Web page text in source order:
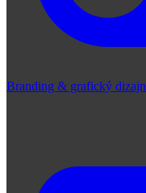
Branding & grafický dizajn